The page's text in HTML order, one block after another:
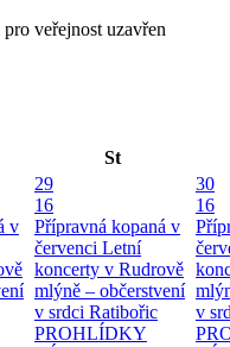
veřejnost uzavřen
St
v
29
16
Přípravná kopaná v
červenci Letní
koncerty v Rudrově
mlýně – občerstvení
v srdci Ratibořic
PROHLÍDKY
30
16
v